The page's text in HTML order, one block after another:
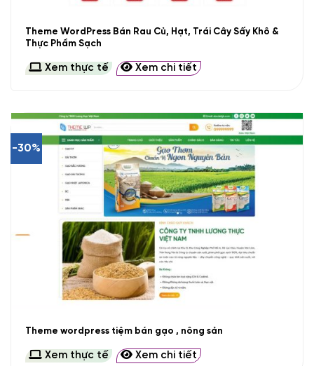
Theme WordPress Bán Rau Củ, Hạt, Trái Cây Sấy Khô &
Thực Phẩm Sạch
Xem thực tế Xem chi tiết
-30%
Theme wordpress tiệm bán gạo , nông sản
Xem thực tế Xem chi tiết